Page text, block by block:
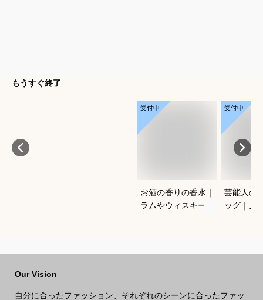
もうすぐ終了
受付中
お酒の香りの香水｜
ラムやウィスキーな
受付中
芸能人の
ッグ｜人
Our Vision
自分に合ったファッション、それぞれのシーンに合ったファッ